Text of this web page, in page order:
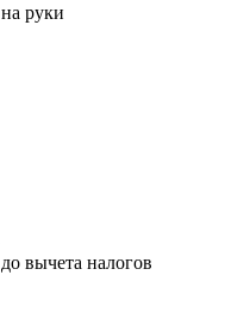
на руки
до вычета налогов